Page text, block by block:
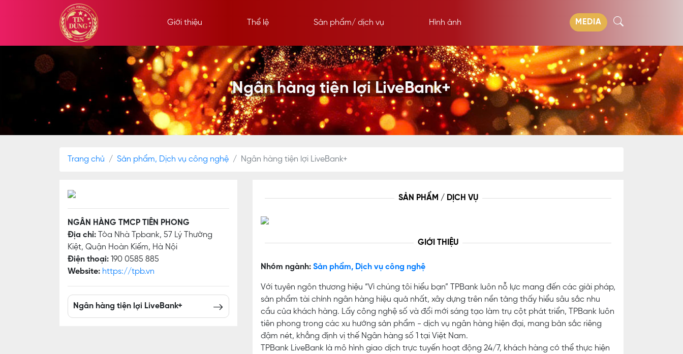
Giới thiệu Thể lệ Sản phẩm/ dịch vụ Hình ảnh MEDIA
Ngân hàng tiện lợi LiveBank+
Trang chủ Sản phẩm, Dịch vụ công nghệ Ngân hàng tiện lợi LiveBank+
NGÂN HÀNG TMCP TIÊN PHONG
Địa chỉ: Tòa Nhà Tpbank, 57 Lý Thường
Kiệt, Quận Hoàn Kiếm, Hà Nội
Điện thoại: 190 0585 885
Website: https://tpb.vn
Ngân hàng tiện lợi LiveBank+
SẢN PHẨM / DỊCH VỤ
GIỚI THIỆU
Nhóm ngành: Sản phẩm, Dịch vụ công nghệ
Với tuyên ngôn thương hiệu “Vì chúng tôi hiểu bạn” TPBank luôn nỗ lực mang đến các giải pháp,
sản phẩm tài chính ngân hàng hiệu quả nhất, xây dựng trên nền tảng thấy hiểu sâu sắc nhu
cầu của khách hàng. Lấy công nghệ số và đổi mới sáng tạo làm trụ cột phát triển, TPBank luôn
tiên phong trong các xu hướng sản phẩm - dịch vụ ngân hàng hiện đại, mang bản sắc riêng
đậm nét, khẳng định vị thế Ngân hàng số 1 tại Việt Nam.
TPBank LiveBank là mô hình giao dịch trực tuyến hoạt động 24/7, khách hàng có thể thực hiện